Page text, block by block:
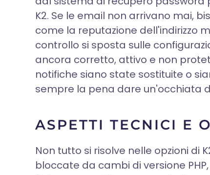
K2. Se le email non arrivano mai,
come la reputazione dell'indirizzo
controllo si sposta sulle
ancora corretto, attivo e non
notifiche siano state sostituite o
sempre la pena dare un'occhiata
ASPETTI TECNICI E
Non tutto si risolve nelle opzioni
bloccate da cambi di versione